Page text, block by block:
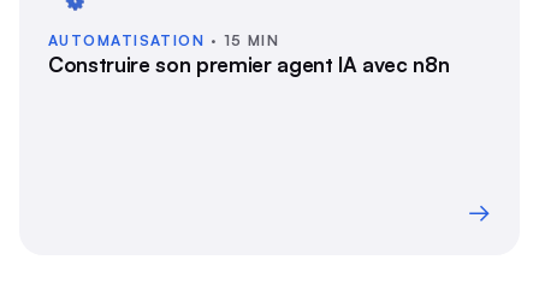
AUTOMATISATION · 15 MIN
Construire son premier agent IA avec n8n
→